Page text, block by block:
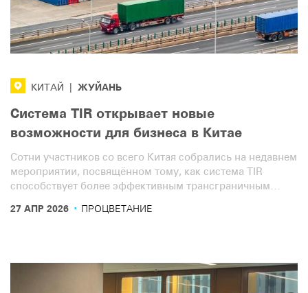
КИТАЙ ЖУЙАНЬ
Система TIR открывает новые
возможности для бизнеса в Китае
Сотни участников со всего Китая собрались на недавнем
мероприятии, посвящённом тому, как система TIR
способствует более эффективным трансграничным
бизнес-потребностей.
27 АПР 2026 · ПРОЦВЕТАНИЕ